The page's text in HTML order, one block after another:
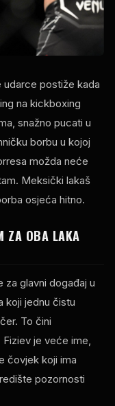
udarce postiže kada
na kickboxing
snažno pucati u
borbu u kojoj
možda neće
Meksički lakaš
osjeća hitno.
ZA OBA LAKA
za glavni događaj u
​​koji jednu čistu
To čini
Fiziev je veće ime,
čovjek koji ima
pozornosti